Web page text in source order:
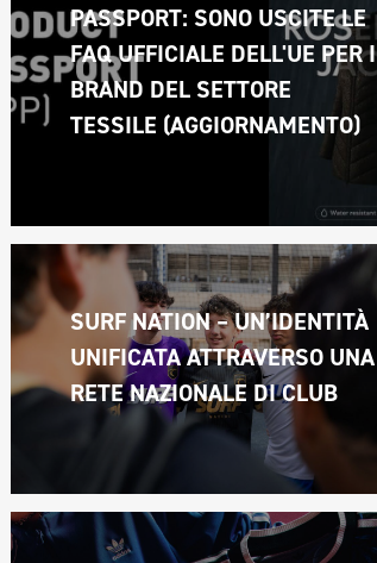
PASSPORT: SONO USCITE LE
FAQ UFFICIALE DELL'UE PER I
BRAND DEL SETTORE
TESSILE (AGGIORNAMENTO)
SURF NATION – UN’IDENTITÀ
UNIFICATA ATTRAVERSO UNA
RETE NAZIONALE DI CLUB